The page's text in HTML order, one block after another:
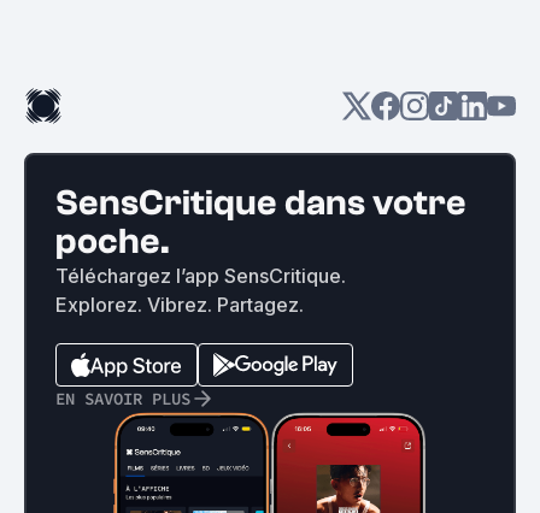
SensCritique dans votre
poche.
Téléchargez l’app SensCritique.
Explorez. Vibrez. Partagez.
EN SAVOIR PLUS